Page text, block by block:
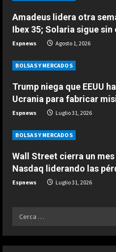
R
e
a
d
i
n
g
Amadeus lidera otra
Ibex 35; Solaria sigue
Espnews Agosto 1, 2026
BOLSAS Y MERCADOS
Trump niega que EEUU
Ucrania para fabricar
Espnews Luglio 31, 2026
BOLSAS Y MERCADOS
Wall Street cierra un
Nasdaq liderando las
Espnews Luglio 31, 2026
Ricerca
3
ESPAÑA
El
nadie le
4
La
sobre su
ESPAÑA
El análisis
sobre la